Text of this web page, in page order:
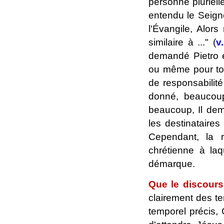
entendu le
l'Évangile,
similaire à ..." (
demandé Pietro
ou même pour
de
donné,
beaucoup, Il
les
Cependant, la
chrétienne à
démarque.
Que le
clairement des
temporel précis,